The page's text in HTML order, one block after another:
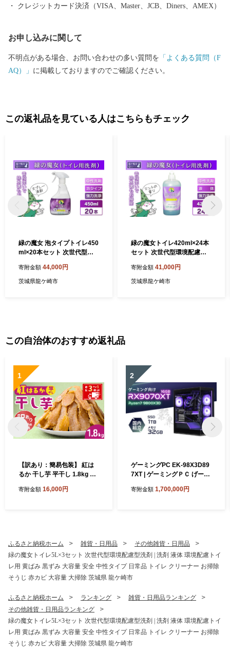
クレジットカード決済（VISA、Master、JCB、Diners、AMEX）
お申し込みに関して
不明点がある場合、お問い合わせの多い質問を 「よくある質問（F
AQ）」 に掲載しておりますのでご確認ください。
この返礼品を見ている人はこちらもチェック
緑の魔女 泡タイプトイレ450
ml×20本セット 次世代型環
境配慮トイレ用 黄ばみ 黒ず
み 大容量 安全 中性タイプ 日
寄附金額 44,000円
茨城県龍ケ崎市
緑の魔女トイレ420ml×24本
セット 次世代型環境配慮型
イレ用 黄ばみ 黒ずみ 大容量
安全 中性タイプ 日常品 トイ
寄附金額 41,000円
茨城県龍ケ崎市
この自治体のおすすめ返礼品
1
【訳あり：簡易包装】 紅は
るか 干し芋 平干し 1.8kg ゆ
使用 国産 わけあり ほしいも
寄附金額 16,000円
2
ゲーミングPC EK-98X3D89
7XT | ゲーミングＰＣ げーみ
ケ崎市
寄附金額 1,700,000円
ふるさと納税ホーム 雑貨・日用品
その他雑貨・日用品
緑の魔女トイレ5L×3セット 次世代型環境配慮型洗剤 | 洗剤 液体 環境配慮トイ
レ用 黄ばみ 黒ずみ 大容量 安全 中性タイプ 日常品 トイレ クリーナー お掃除
そうじ 赤カビ 大容量 大掃除 茨城県 龍ケ崎市
ふるさと納税ホーム ランキング
雑貨・日用品ランキング
その他雑貨・日用品ランキング
緑の魔女トイレ5L×3セット 次世代型環境配慮型洗剤 | 洗剤 液体 環境配慮トイ
レ用 黄ばみ 黒ずみ 大容量 安全 中性タイプ 日常品 トイレ クリーナー お掃除
そうじ 赤カビ 大容量 大掃除 茨城県 龍ケ崎市